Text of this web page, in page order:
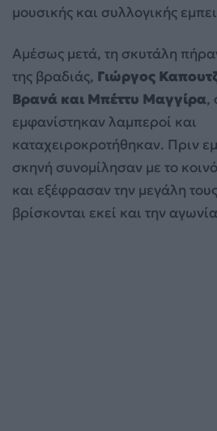
μουσικής και συλλογικής
Αμέσως μετά, τη σκυτάλη
της βραδιάς, Γιώργος
Βρανά και Μπέττυ Μαγγίρα,
εμφανίστηκαν λαμπεροί και
καταχειροκροτήθηκαν. Πριν
σκηνή συνομίλησαν με το
και εξέφρασαν την μεγάλη
βρίσκονται εκεί και την